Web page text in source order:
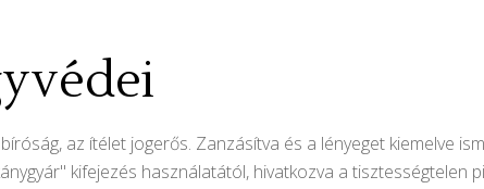
az ítélet jogerős. Zanzásítva és a lényeget kiemelve
kifejezés használatától, hivatkozva a tisztességtelen